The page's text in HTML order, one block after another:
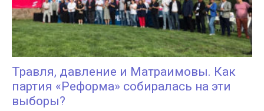
Травля, давление и Матраимовы. Как
партия «Реформа» собиралась на эти
выборы?